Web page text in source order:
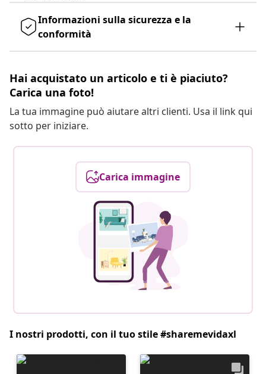
Informazioni sulla sicurezza e la
conformità
Hai acquistato un articolo e ti è piaciuto?
Carica una foto!
La tua immagine può aiutare altri clienti. Usa il link qui
sotto per iniziare.
Carica immagine
I nostri prodotti, con il tuo stile #sharemevidaxl